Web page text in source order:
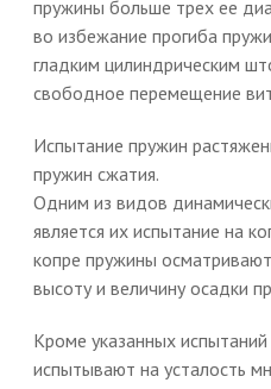
пружины больше трех ее
во избежание прогиба
гладким цилиндрическим
свободное перемещение
Испытание пружин
пружин сжатия.
Одним из видов
является их испытание на
копре пружины
высоту и величину осадки
Кроме указанных
испытывают на усталость